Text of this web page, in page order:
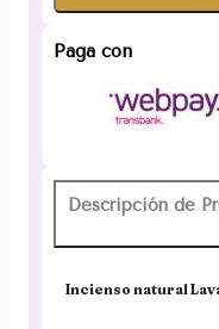
Desi
cantidad
Paga con
Descripción de
Incienso natural